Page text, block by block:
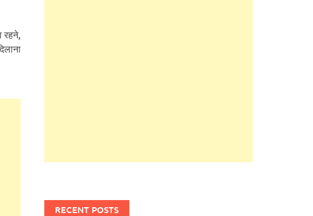
रहने,
RECENT POSTS